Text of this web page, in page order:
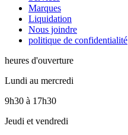
Marques
Liquidation
Nous joindre
politique de confidentialité
heures d'ouverture
Lundi au mercredi
9h30 à 17h30
Jeudi et vendredi